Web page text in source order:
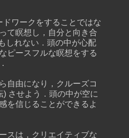
ワークをすることではな
て瞑想し，自分と向き合
しれない．頭の中が心配
ピースフルな瞑想をする
自由になり，クルーズコ
) させよう．頭の中が空に
を信じることができるよ
スは，クリエイティブな